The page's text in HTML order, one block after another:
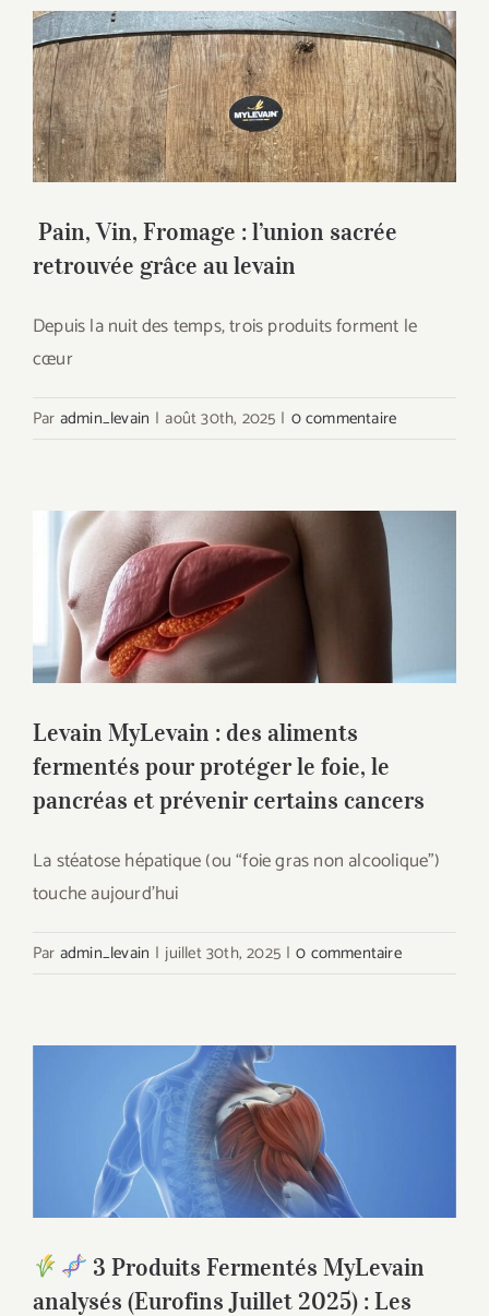
Pain, Vin, Fromage : l’union sacrée
retrouvée grâce au levain
Pain, Vin, Fromage : l’union sacrée
retrouvée grâce au levain
Depuis la nuit des temps, trois produits forment le
cœur
Par admin_levain | août 30th, 2025 | 0 commentaire
Levain MyLevain : des aliments
fermentés pour protéger le foie, le
pancréas et prévenir certains cancers
Levain MyLevain : des aliments
fermentés pour protéger le foie, le
pancréas et prévenir certains cancers
La stéatose hépatique (ou “foie gras non alcoolique”)
touche aujourd’hui
Par admin_levain | juillet 30th, 2025 | 0 commentaire
3 Produits Fermentés MyLevain
analysés (Eurofins Juillet 2025) : Les
piliers d’une santé durable
3 Produits Fermentés MyLevain
analysés (Eurofins Juillet 2025) : Les